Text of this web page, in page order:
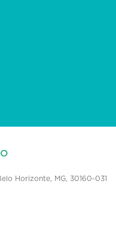
Horizonte, MG, 30160-031